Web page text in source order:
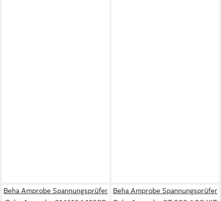
Beha Amprobe Spannungsprüfer
Beha Amprobe Spannungsprüfer